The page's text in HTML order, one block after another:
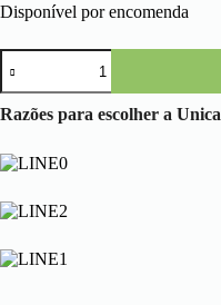
Disponível por encomenda
Quantidade
de
Audi
A4
(00-
04)
Embaladeiras
M3
Razões para escolher a